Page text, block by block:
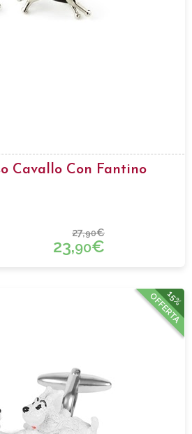
Cavallo Con Fantino
27,90€
23,90€
15%
OFFERTA